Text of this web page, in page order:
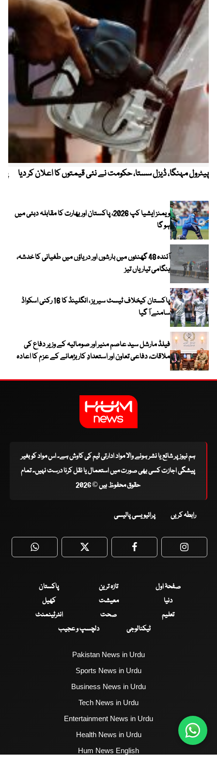
پیٹرول مہنگا، ڈیزل سستا، حکومت نے نئی قیمتوں کا اعلان کر دیا
ویمنز ایشیا کپ 2026، پاکستان اور بھارت کا مقابلہ دبئی میں
ہو گا
آئندہ 48 گھنٹوں میں بارشوں اور دریاؤں میں طغیانی کا خدشہ،
ہنگامی تیاریاں تیز
پاکستان کیخلاف ٹیسٹ سیریز ، انگلینڈ کا 16 رکنی اسکواڈ
سامنے آ گیا
فیلڈ مارشل سید عاصم منیر اور صومالیہ کے وزیر دفاع کی
ملاقات، دفاعی تعاون اور استعدادِ کار بڑھانے کے عزم کا اعادہ
ہم نیوز پر شائع یا نشر ہونے والا مواد ادارتی ٹیم کی کاوش ہے۔ اس مواد کو بغیر
پیشگی اجازت کسی بھی صورت میں استعمال یا نقل کرنا درست نہیں۔ تمام
حقوق محفوظ ہیں © 2026
رابطہ کریں پرائیویسی پالیسی
WhatsApp Twitter Facebook
صفحۂ اول تازہ ترین
پاکستان
دنیا
معیشت
کھیل
تعلیم
صحت
انٹرٹینمنٹ
ٹیکنالوجی
دلچسپ و عجیب
Pakistan News in Urdu
Sports News in Urdu
Business News in Urdu
Tech News in Urdu
Entertainment News in Urdu
Health News in Urdu
Hum News English